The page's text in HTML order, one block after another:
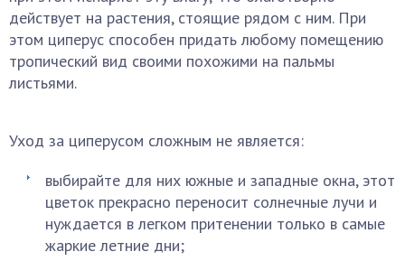
действует на растения, стоящие рядом с ним. При
этом циперус способен придать любому помещению
тропический вид своими похожими на пальмы
листьями.
Уход за циперусом сложным не является:
выбирайте для них южные и западные окна, этот
цветок прекрасно переносит солнечные лучи и
нуждается в легком притенении только в самые
жаркие летние дни;